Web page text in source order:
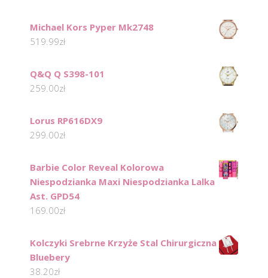
Michael Kors Pyper Mk2748
519.99zł
Q&Q Q S398-101
259.00zł
Lorus RP616DX9
299.00zł
Barbie Color Reveal Kolorowa
Niespodzianka Maxi Niespodzianka Lalka
Ast. GPD54
169.00zł
Kolczyki Srebrne Krzyże Stal Chirurgiczna
Bluebery
38.20zł